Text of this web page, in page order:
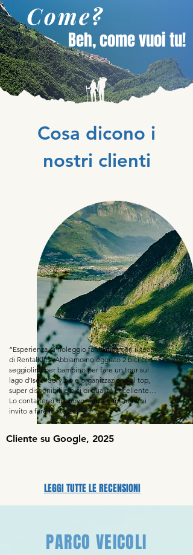
Come?
Beh, come vuoi tu!
Cosa dicono i
nostri clienti
“Esperienza di noleggio fantastica con il team
di RentalKles! Abbiamo noleggiato 2 bici con
seggiolino per bambino per fare un tour sul
lago d’Iseo. Servizio e organizzazione al top,
super disponibili e bici di qualità eccellente…
Lo contatterei di nuovo senza pensarci e vi
invito a fare lo stesso.”
Cliente su Google, 2025
LEGGI TUTTE LE RECENSIONI
PARCO VEICOLI